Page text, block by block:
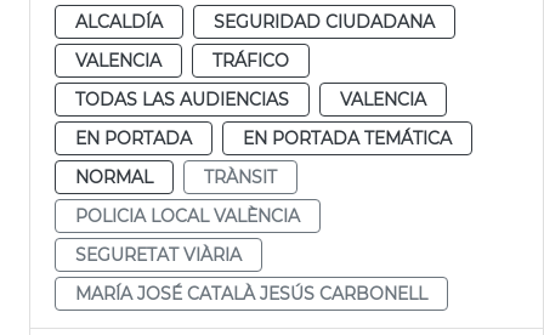
ALCALDÍA
SEGURIDAD CIUDADANA
VALENCIA
TRÁFICO
TODAS LAS AUDIENCIAS
VALENCIA
EN PORTADA
EN PORTADA TEMÁTICA
NORMAL
TRÀNSIT
POLICIA LOCAL VALÈNCIA
SEGURETAT VIÀRIA
MARÍA JOSÉ CATALÀ JESÚS CARBONELL